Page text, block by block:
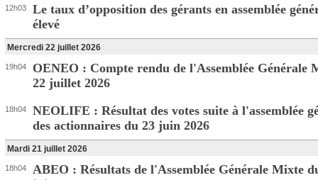
12h03
Le taux d’opposition des gérants en assemblée
élevé
Mercredi 22 juillet 2026
19h04
OENEO : Compte rendu de l'Assemblée Générale
22 juillet 2026
18h04
NEOLIFE : Résultat des votes suite à l'assemblée
des actionnaires du 23 juin 2026
Mardi 21 juillet 2026
18h04
ABEO : Résultats de l'Assemblée Générale Mixte